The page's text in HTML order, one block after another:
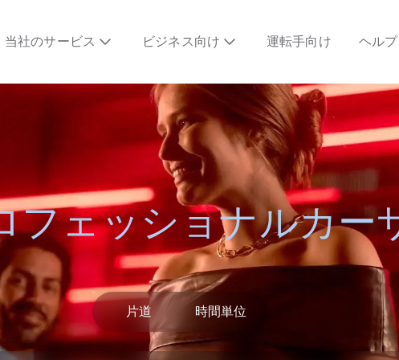
当社のサービス ビジネス向け 運転手向け ヘルプ
フェッショナルカー
片道 時間単位